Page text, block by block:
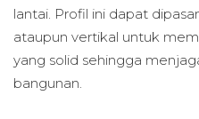
lantai. Profil ini dapat
ataupun vertikal untuk
yang solid sehingga
bangunan.